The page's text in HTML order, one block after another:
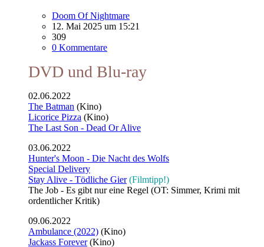
Doom Of Nightmare
12. Mai 2025 um 15:21
309
0 Kommentare
DVD und Blu-ray
02.06.2022
The Batman (Kino)
Licorice Pizza (Kino)
The Last Son - Dead Or Alive
03.06.2022
Hunter's Moon - Die Nacht des Wolfs
Special Delivery
Stay Alive - Tödliche Gier (Filmtipp!)
The Job - Es gibt nur eine Regel (OT: Simmer, Krimi mit
ordentlicher Kritik)
09.06.2022
Ambulance (2022) (Kino)
Jackass Forever(Kino)